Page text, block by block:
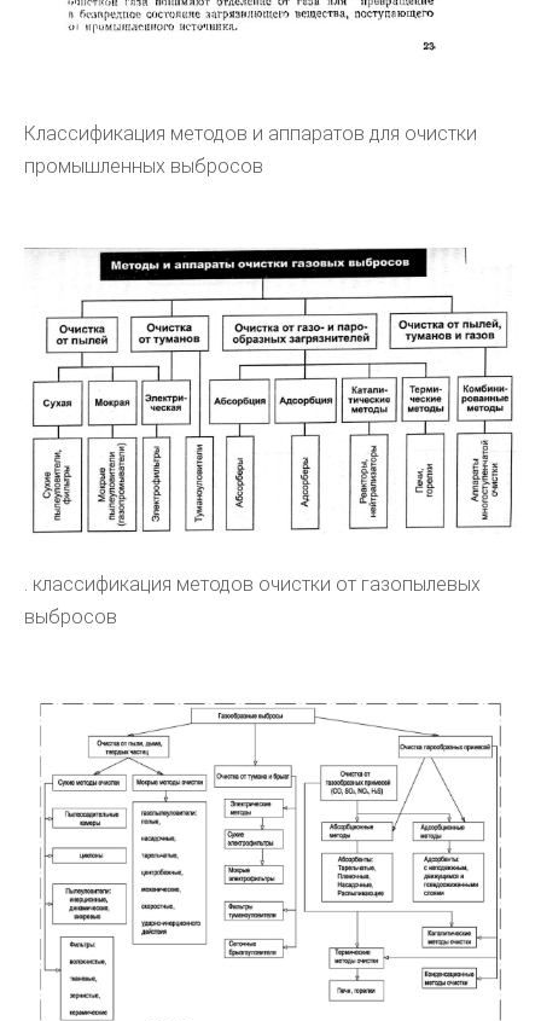
Классификация методов и аппаратов для очистки
промышленных выбросов
. классификация методов очистки от газопылевых
выбросов